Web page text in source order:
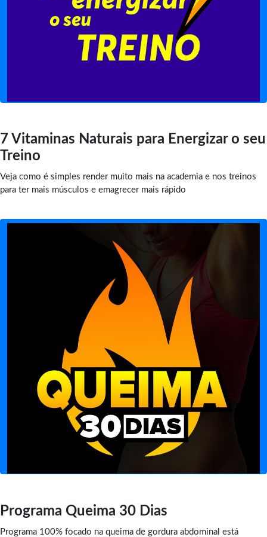
7 Vitaminas Naturais para Energizar o seu
Treino
Veja como é simples render muito mais na academia e nos treinos
para ter mais músculos e emagrecer mais rápido
Programa Queima 30 Dias
Programa 100% focado na queima de gordura abdominal está